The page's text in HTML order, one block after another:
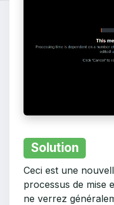
Solution
Ceci est une
processus de mise
ne verrez